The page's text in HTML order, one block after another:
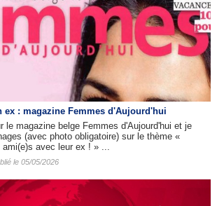
ex : magazine Femmes d'Aujourd'hui
le magazine belge Femmes d'Aujourd'hui et je
(avec photo obligatoire) sur le thème «
avec leur ex ! » ...
le 05/05/2026